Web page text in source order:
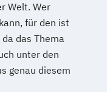
Welt. Wer
für den ist
das Thema
unter den
genau diesem